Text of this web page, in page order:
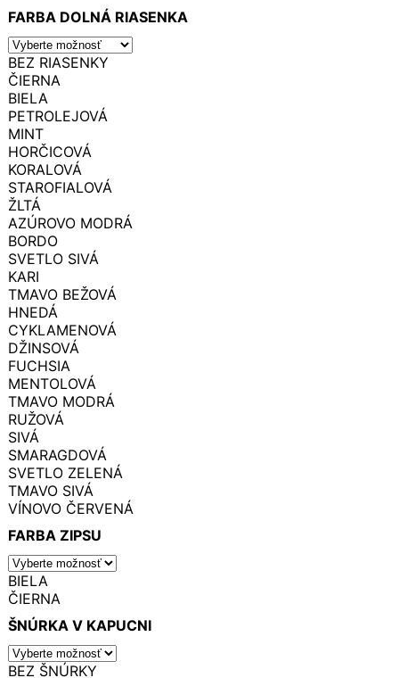
FARBA DOLNÁ RIASENKA
BEZ RIASENKY
ČIERNA
BIELA
PETROLEJOVÁ
MINT
HORČICOVÁ
KORALOVÁ
STAROFIALOVÁ
ŽLTÁ
AZÚROVO MODRÁ
BORDO
SVETLO SIVÁ
KARI
TMAVO BEŽOVÁ
HNEDÁ
CYKLAMENOVÁ
DŽINSOVÁ
FUCHSIA
MENTOLOVÁ
TMAVO MODRÁ
RUŽOVÁ
SIVÁ
SMARAGDOVÁ
SVETLO ZELENÁ
TMAVO SIVÁ
VÍNOVO ČERVENÁ
FARBA ZIPSU
BIELA
ČIERNA
ŠNÚRKA V KAPUCNI
BEZ ŠNÚRKY